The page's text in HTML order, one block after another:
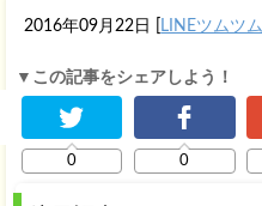
2016年09月22日 LINEツムツム
▼この記事をシェアしよう！
0 0